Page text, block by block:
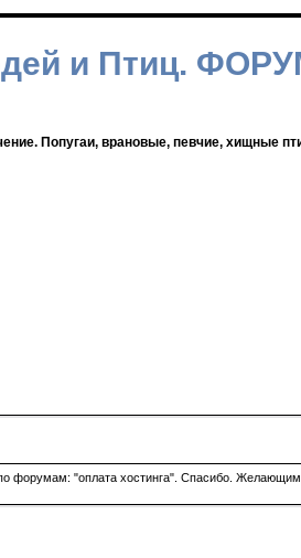
и Птиц.
Попугаи, врановые, певчие, хищные
форумам: "оплата хостинга". Спасибо.